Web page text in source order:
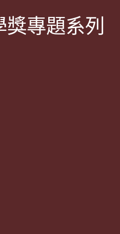
專題系列